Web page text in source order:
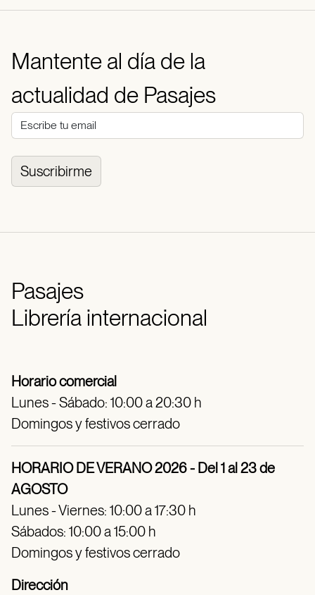
Mantente al día de la
actualidad de Pasajes
Suscribirme
Pasajes
Librería internacional
Horario comercial
Lunes - Sábado: 10:00 a 20:30 h
Domingos y festivos cerrado
HORARIO DE VERANO 2026 - Del 1 al 23 de
AGOSTO
Lunes - Viernes: 10:00 a 17:30 h
Sábados: 10:00 a 15:00 h
Domingos y festivos cerrado
Dirección